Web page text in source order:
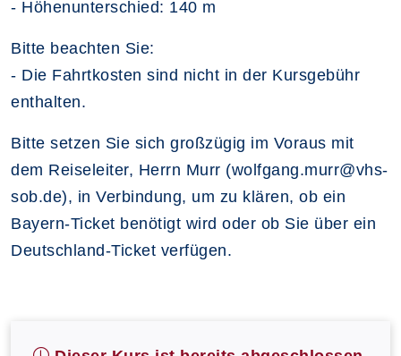
- Höhenunterschied: 140 m
Bitte beachten Sie:
- Die Fahrtkosten sind nicht in der Kursgebühr
enthalten.
Bitte setzen Sie sich großzügig im Voraus mit
dem Reiseleiter, Herrn Murr (wolfgang.murr@vhs-
sob.de), in Verbindung, um zu klären, ob ein
Bayern-Ticket benötigt wird oder ob Sie über ein
Deutschland-Ticket verfügen.